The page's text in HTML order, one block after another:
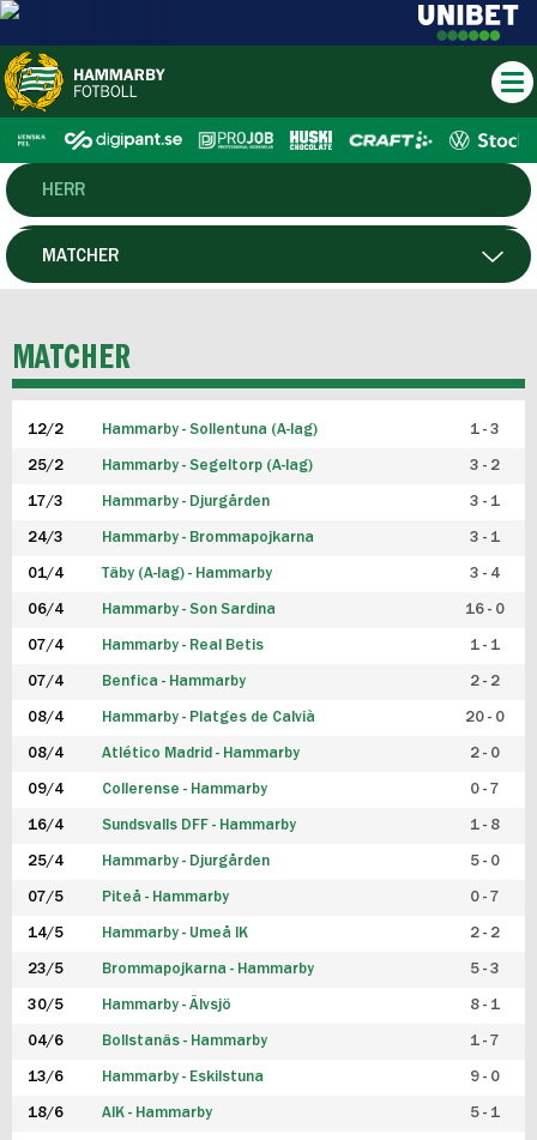
HERR
DAM
P19
F19
FUTSAL HERR
FUTSAL DAM
MATCHER
MATCHER
12/2 Hammarby - Sollentuna (A-lag) 1 - 3
25/2 Hammarby - Segeltorp (A-lag) 3 - 2
17/3 Hammarby - Djurgården 3 - 1
24/3 Hammarby - Brommapojkarna 3 - 1
01/4 Täby (A-lag) - Hammarby 3 - 4
06/4 Hammarby - Son Sardina 16 - 0
07/4 Hammarby - Real Betis 1 - 1
07/4 Benfica - Hammarby 2 - 2
08/4 Hammarby - Platges de Calvià 20 - 0
08/4 Atlético Madrid - Hammarby 2 - 0
09/4 Collerense - Hammarby 0 - 7
16/4 Sundsvalls DFF - Hammarby 1 - 8
25/4 Hammarby - Djurgården 5 - 0
07/5 Piteå - Hammarby 0 - 7
14/5 Hammarby - Umeå IK 2 - 2
23/5 Brommapojkarna - Hammarby 5 - 3
30/5 Hammarby - Älvsjö 8 - 1
04/6 Bollstanäs - Hammarby 1 - 7
13/6 Hammarby - Eskilstuna 9 - 0
18/6 AIK - Hammarby 5 - 1